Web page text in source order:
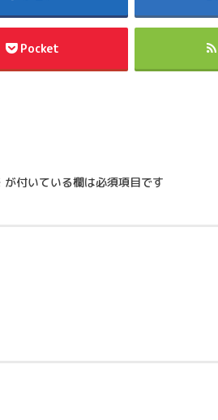
Pocket
が付いている欄は必須項目です